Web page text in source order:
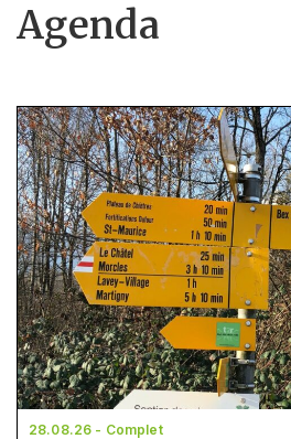
Agenda
28.08.26 - Complet